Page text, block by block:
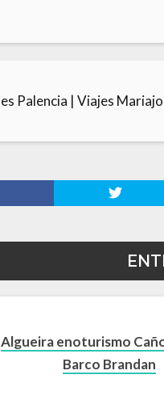
Palencia | Viajes Mariajo
Algueira enoturismo
Barco Brandan